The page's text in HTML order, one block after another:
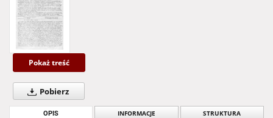
Pokaż treść
Pobierz
OPIS INFORMACJE STRUKTURA